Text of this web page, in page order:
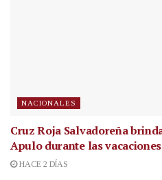
NACIONALES
Cruz Roja Salvadoreña
Apulo durante las
HACE 2 DÍAS